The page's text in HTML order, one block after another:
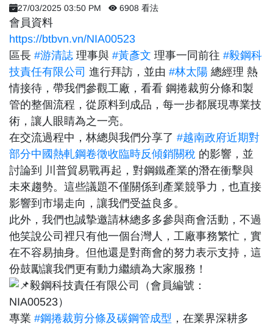
27/03/2025 03:50 PM 6908 看法
會員資料
https://btbvn.vn/NIA00523
區長 #游清誌 理事與 #黃彥文 理事一同前往 #毅鋼科
技責任有限公司 進行拜訪，並由 #林太陽 總經理 熱
情接待，帶我們參觀工廠，看看 鋼捲裁剪分條和製
管的整個流程，從原料到成品，每一步都展現專業技
術，讓人眼睛為之一亮。
在交流過程中，林總與我們分享了 #越南政府近期對
部分中國熱軋鋼卷徵收臨時反傾銷關稅 的影響，並
討論到 川普貿易戰再起，對鋼鐵產業的潛在衝擊與
未來趨勢。這些議題不僅關係到產業競爭力，也直接
影響到市場走向，讓我們受益良多。
此外，我們也誠摯邀請林總多多參與商會活動，不過
他笑說公司裡只有他一個台灣人，工廠事務繁忙，實
在不容易抽身。但他還是對商會的努力表示支持，這
份鼓勵讓我們更有動力繼續為大家服務！
毅鋼科技責任有限公司（會員編號：
NIA00523）
專業 #鋼捲裁剪分條及碳鋼管成型 ，在業界深耕多